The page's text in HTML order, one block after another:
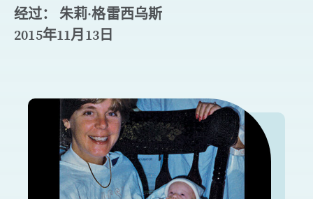
经过： 朱莉·格雷西乌斯
2015年11月13日